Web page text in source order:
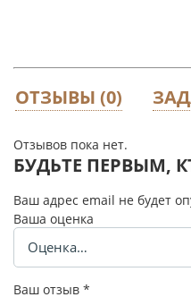
ОТЗЫВЫ (0)
Отзывов пока нет.
БУДЬТЕ ПЕРВЫМ,
Ваш адрес email не будет
Ваша оценка
Ваш отзыв *